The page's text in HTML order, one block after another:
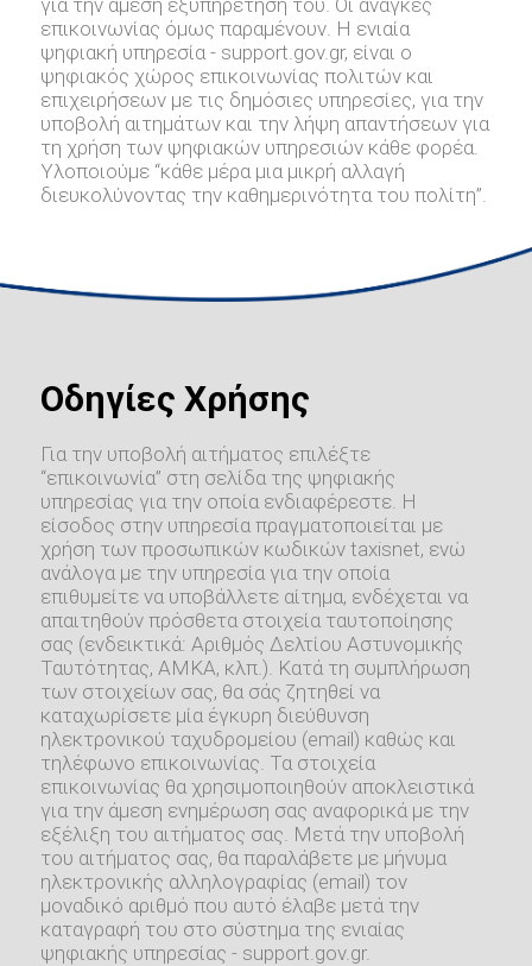
επικοινωνίας όμως παραμένουν. Η ενιαία
ψηφιακή υπηρεσία - support.gov.gr, είναι ο
ψηφιακός χώρος επικοινωνίας πολιτών και
επιχειρήσεων με τις δημόσιες υπηρεσίες, για την
υποβολή αιτημάτων και την λήψη απαντήσεων για
τη χρήση των ψηφιακών υπηρεσιών κάθε φορέα.
Υλοποιούμε “κάθε μέρα μια μικρή αλλαγή
διευκολύνοντας την καθημερινότητα του πολίτη”.
Οδηγίες Χρήσης
Για την υποβολή αιτήματος επιλέξτε
“επικοινωνία” στη σελίδα της ψηφιακής
υπηρεσίας για την οποία ενδιαφέρεστε. Η
είσοδος στην υπηρεσία πραγματοποιείται με
χρήση των προσωπικών κωδικών taxisnet, ενώ
ανάλογα με την υπηρεσία για την οποία
επιθυμείτε να υποβάλλετε αίτημα, ενδέχεται να
απαιτηθούν πρόσθετα στοιχεία ταυτοποίησης
σας (ενδεικτικά: Αριθμός Δελτίου Αστυνομικής
Ταυτότητας, ΑΜΚΑ, κλπ.). Κατά τη συμπλήρωση
των στοιχείων σας, θα σάς ζητηθεί να
καταχωρίσετε μία έγκυρη διεύθυνση
ηλεκτρονικού ταχυδρομείου (email) καθώς και
τηλέφωνο επικοινωνίας. Τα στοιχεία
επικοινωνίας θα χρησιμοποιηθούν αποκλειστικά
για την άμεση ενημέρωση σας αναφορικά με την
εξέλιξη του αιτήματος σας. Μετά την υποβολή
του αιτήματος σας, θα παραλάβετε με μήνυμα
ηλεκτρονικής αλληλογραφίας (email) τον
μοναδικό αριθμό που αυτό έλαβε μετά την
καταγραφή του στο σύστημα της ενιαίας
ψηφιακής υπηρεσίας - support.gov.gr.